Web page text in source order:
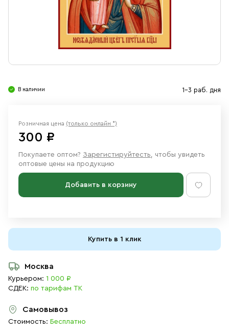
Ювелирные изделия
В наличии 1-3 раб. дня
Розничная цена (только онлайн *)
300 ₽
Покупаете оптом? Зарегистируйтесть, чтобы увидеть
оптовые цены на продукцию
Добавить в корзину
Купить в 1 клик
Москва
Курьером: 1 000 ₽
СДЕК: по тарифам ТК
Самовывоз
Стоимость: Бесплатно